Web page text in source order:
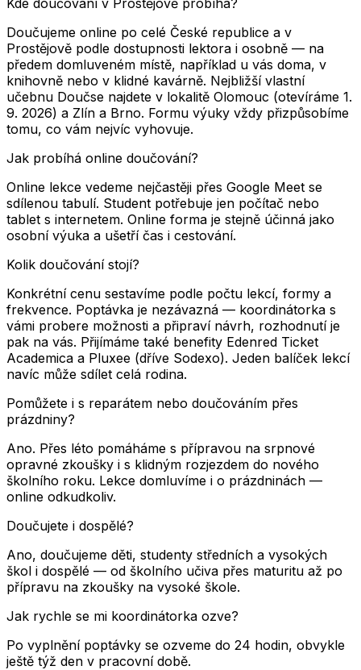
Doučujeme online po celé České republice a v
Prostějově podle dostupnosti lektora i osobně — na
předem domluveném místě, například u vás doma, v
knihovně nebo v klidné kavárně. Nejbližší vlastní
učebnu Doučse najdete v lokalitě Olomouc (otevíráme 1.
9. 2026) a Zlín a Brno. Formu výuky vždy přizpůsobíme
tomu, co vám nejvíc vyhovuje.
Jak probíhá online doučování?
Online lekce vedeme nejčastěji přes Google Meet se
sdílenou tabulí. Student potřebuje jen počítač nebo
tablet s internetem. Online forma je stejně účinná jako
osobní výuka a ušetří čas i cestování.
Kolik doučování stojí?
Konkrétní cenu sestavíme podle počtu lekcí, formy a
frekvence. Poptávka je nezávazná — koordinátorka s
vámi probere možnosti a připraví návrh, rozhodnutí je
pak na vás. Přijímáme také benefity Edenred Ticket
Academica a Pluxee (dříve Sodexo). Jeden balíček lekcí
navíc může sdílet celá rodina.
Pomůžete i s reparátem nebo doučováním přes
prázdniny?
Ano. Přes léto pomáháme s přípravou na srpnové
opravné zkoušky i s klidným rozjezdem do nového
školního roku. Lekce domluvíme i o prázdninách —
online odkudkoliv.
Doučujete i dospělé?
Ano, doučujeme děti, studenty středních a vysokých
škol i dospělé — od školního učiva přes maturitu až po
přípravu na zkoušky na vysoké škole.
Jak rychle se mi koordinátorka ozve?
Po vyplnění poptávky se ozveme do 24 hodin, obvykle
ještě týž den v pracovní době.